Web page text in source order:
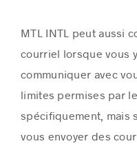
MTL INTL peut aussi
courriel lorsque vous
communiquer avec
limites permises par
spécifiquement, mais
vous envoyer des